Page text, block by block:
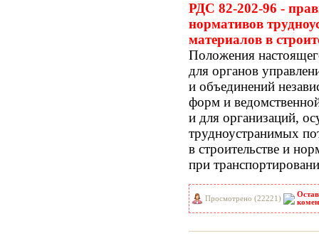
РДС 82-202-96 -
нормативов
материалов в
Положения
для органов
и объединений
форм и
и для организаций,
трудноустранимых
в строительстве и
при
Просмотрено (22221)